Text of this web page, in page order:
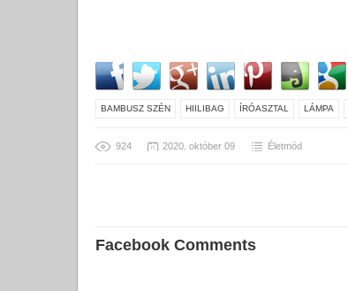
BAMBUSZ SZÉN HIILIBAG ÍRÓASZTAL LÁMPA
924 2020. október 09 Életmód
Facebook Comments